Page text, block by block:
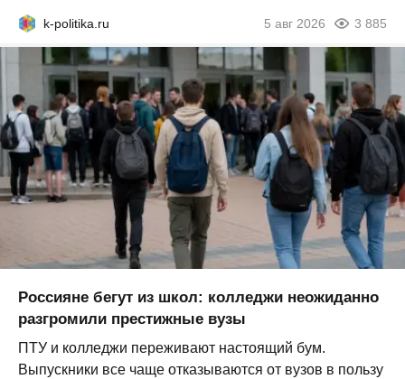
k-politika.ru 5 авг 2026 3 885
Россияне бегут из школ: колледжи неожиданно
разгромили престижные вузы
ПТУ и колледжи переживают настоящий бум.
Выпускники все чаще отказываются от вузов в пользу